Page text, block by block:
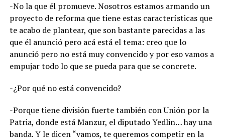
-No la que él promueve. Nosotros estamos armando un
proyecto de reforma que tiene estas características que
te acabo de plantear, que son bastante parecidas a las
que él anunció pero acá está el tema: creo que lo
anunció pero no está muy convencido y por eso vamos a
empujar todo lo que se pueda para que se concrete.
-¿Por qué no está convencido?
-Porque tiene división fuerte también con Unión por la
Patria, donde está Manzur, el diputado Yedlin… hay una
banda. Y le dicen “vamos, te queremos competir en la